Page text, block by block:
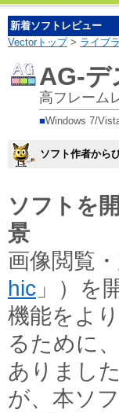
新着ソフトレビュー
Vectorトップ> ライブ
AG-デ
高フレーム
■Windows 7/
ソフト作者から
ソフトを
景
画像閲覧
hic 」）を
機能をよ
るために
ありまし
が、本ソ